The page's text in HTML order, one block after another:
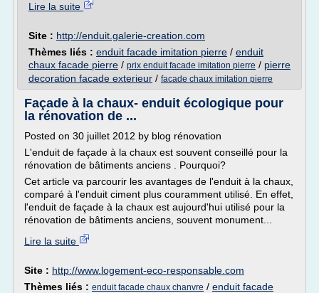
Lire la suite
Site : http://enduit.galerie-creation.com
Thèmes liés : enduit facade imitation pierre / enduit
chaux facade pierre / prix enduit facade imitation pierre / pierre
decoration facade exterieur / facade chaux imitation pierre
Façade à la chaux- enduit écologique pour
la rénovation de ...
Posted on 30 juillet 2012 by blog rénovation
L'enduit de façade à la chaux est souvent conseillé pour la
rénovation de bâtiments anciens . Pourquoi?
Cet article va parcourir les avantages de l'enduit à la chaux,
comparé à l'enduit ciment plus couramment utilisé. En effet,
l'enduit de façade à la chaux est aujourd'hui utilisé pour la
rénovation de bâtiments anciens, souvent monument...
Lire la suite
Site : http://www.logement-eco-responsable.com
Thèmes liés : enduit facade chaux chanvre / enduit facade